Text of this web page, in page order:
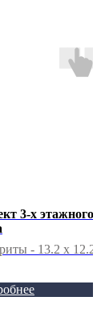
3-х этажного
- 13.2 x 12.2 м
- 5